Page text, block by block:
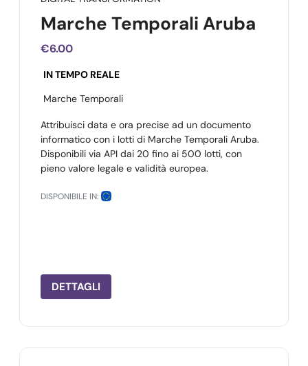
Marche Temporali Aruba
€6.00
IN TEMPO REALE
Marche Temporali
Attribuisci data e ora precise ad un documento
informatico con i lotti di Marche Temporali Aruba.
Disponibili via API dai 20 fino ai 500 lotti, con
pieno valore legale e validità europea.
DISPONIBILE IN:
DETTAGLI